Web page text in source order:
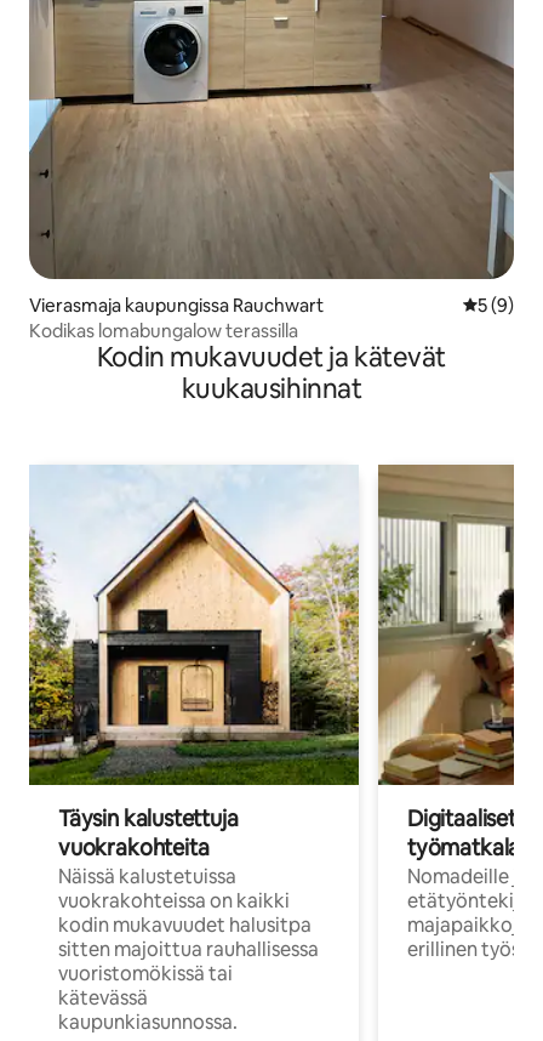
Vierasmaja kaupungissa Rauchwart
5 (9)
Kodikas lomabungalow terassilla
Kodin mukavuudet ja kätevät
kuukausihinnat
Täysin kalustettuja
vuokrakohteita
Näissä kalustetuissa
vuokrakohteissa on kaikki
kodin mukavuudet halusitpa
sitten majoittua rauhallisessa
vuoristomökissä tai
kätevässä
kaupunkiasunnossa.
Digitaaliset
Nomadeille ja
majapaikkoja,
erillinen